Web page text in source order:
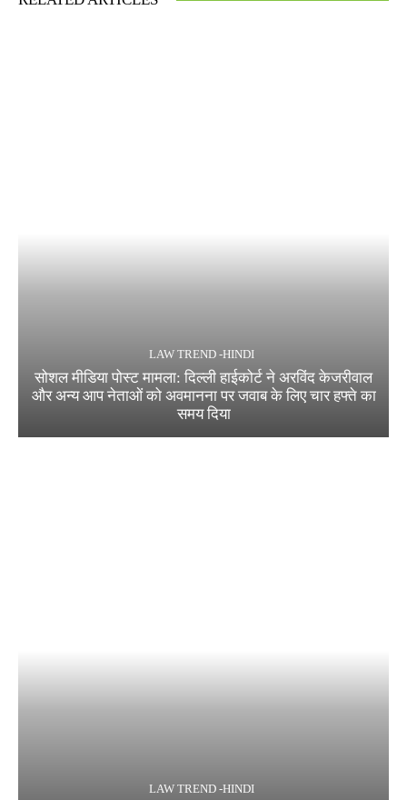
LAW TREND -HINDI
सोशल मीडिया पोस्ट मामला: दिल्ली हाईकोर्ट ने अरविंद केजरीवाल
और अन्य आप नेताओं को अवमानना पर जवाब के लिए चार हफ्ते का
समय दिया
LAW TREND -HINDI